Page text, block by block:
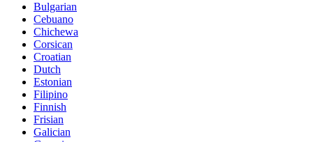
Bulgarian
Cebuano
Chichewa
Corsican
Croatian
Dutch
Estonian
Filipino
Finnish
Frisian
Galician